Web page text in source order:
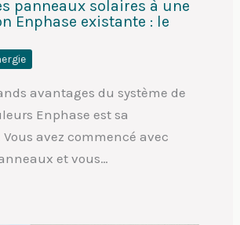
panneaux solaires à une
Enphase existante : le
avantages du système de
Enphase est sa
avez commencé avec
et vous…